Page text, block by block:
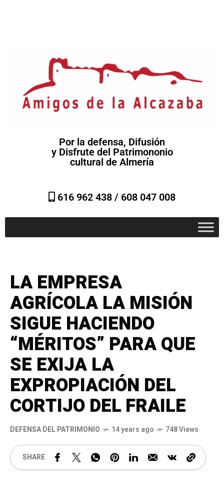
Por la defensa, Difusión
y Disfrute del Patrimononio
cultural de Almería
616 962 438 / 608 047 008
LA EMPRESA
AGRÍCOLA LA MISIÓN
SIGUE HACIENDO
“MÉRITOS” PARA QUE
SE EXIJA LA
EXPROPIACIÓN DEL
CORTIJO DEL FRAILE
DEFENSA DEL PATRIMONIO 14 years ago 748 Views
SHARE